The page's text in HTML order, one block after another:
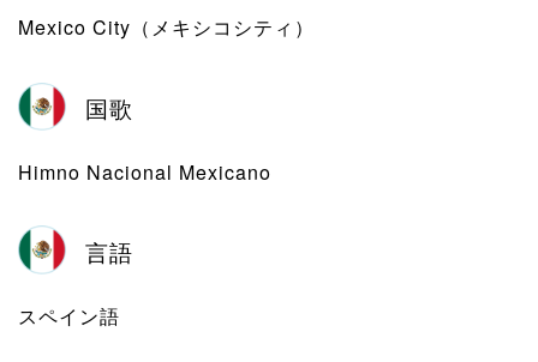
Mexico City（メキシコシティ）
国歌
Himno Nacional Mexicano
言語
スペイン語